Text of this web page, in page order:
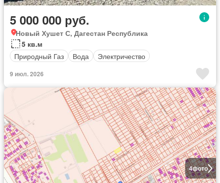
5 000 000 руб.
Новый Хушет С, Дагестан Республика
5 кв.м
Природный Газ
Вода Электричество
9 июл. 2026
4фото